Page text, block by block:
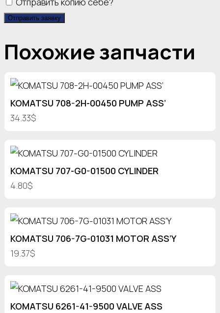
Отправить заявку
Похожие запчасти
KOMATSU 708-2H-00450 PUMP ASS’
34.33$
KOMATSU 707-G0-01500 CYLINDER
4.80$
KOMATSU 706-7G-01031 MOTOR ASS’Y
19.37$
KOMATSU 6261-41-9500 VALVE ASS